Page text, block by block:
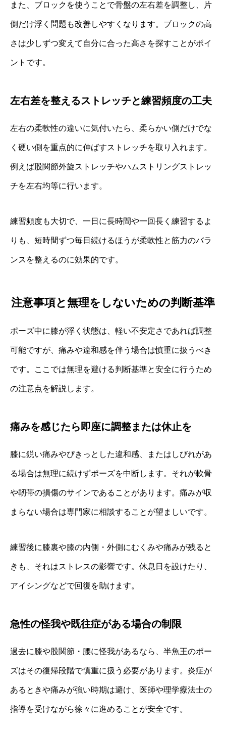
また、ブロックを使うことで骨盤の左右差を調整し、片
側だけ浮く問題も改善しやすくなります。ブロックの高
さは少しずつ変えて自分に合った高さを探すことがポイ
ントです。
左右差を整えるストレッチと練習頻度の工夫
左右の柔軟性の違いに気付いたら、柔らかい側だけでな
く硬い側を重点的に伸ばすストレッチを取り入れます。
例えば股関節外旋ストレッチやハムストリングストレッ
チを左右均等に行います。
練習頻度も大切で、一日に長時間や一回長く練習するよ
りも、短時間ずつ毎日続けるほうが柔軟性と筋力のバラ
ンスを整えるのに効果的です。
注意事項と無理をしないための判断基準
ポーズ中に膝が浮く状態は、軽い不安定さであれば調整
可能ですが、痛みや違和感を伴う場合は慎重に扱うべき
です。ここでは無理を避ける判断基準と安全に行うため
の注意点を解説します。
痛みを感じたら即座に調整または休止を
膝に鋭い痛みやぴきっとした違和感、またはしびれがあ
る場合は無理に続けずポーズを中断します。それが軟骨
や靭帯の損傷のサインであることがあります。痛みが収
まらない場合は専門家に相談することが望ましいです。
練習後に膝裏や膝の内側・外側にむくみや痛みが残ると
きも、それはストレスの影響です。休息日を設けたり、
アイシングなどで回復を助けます。
急性の怪我や既往症がある場合の制限
過去に膝や股関節・腰に怪我があるなら、半魚王のポー
ズはその復帰段階で慎重に扱う必要があります。炎症が
あるときや痛みが強い時期は避け、医師や理学療法士の
指導を受けながら徐々に進めることが安全です。